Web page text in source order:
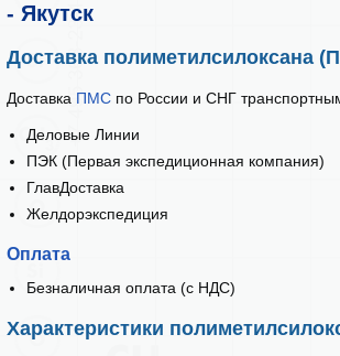
- Якутск
Доставка полиметилсилоксана
Доставка ПМС по России и СНГ
Деловые Линии
ПЭК (Первая экспедиционная компания)
ГлавДоставка
Желдорэкспедиция
Оплата
Безналичная оплата (с НДС)
Характеристики